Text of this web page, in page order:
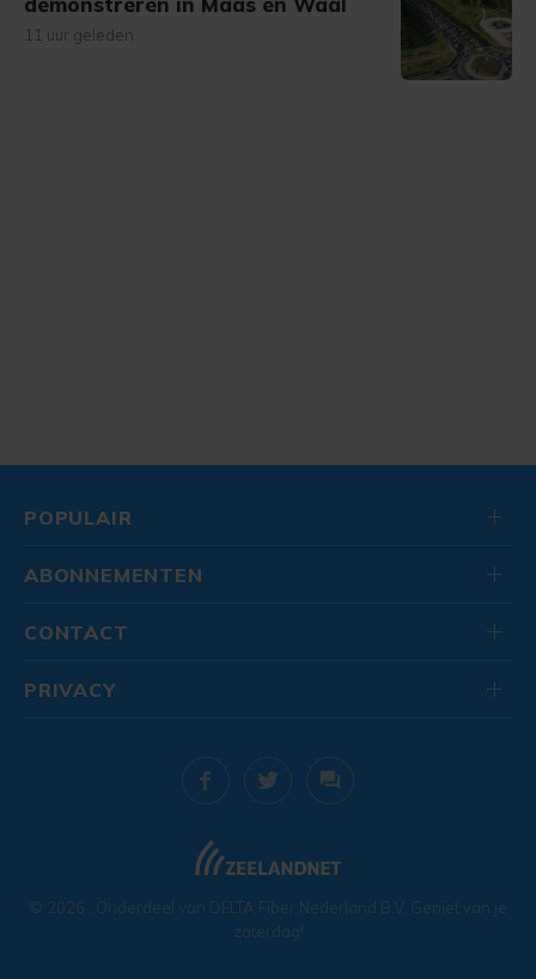
11 uur geleden
POPULAIR
ABONNEMENTEN
CONTACT
© 2026 . Onderdeel van DELTA Fiber Nederland B.V. Geniet van je
zaterdag!
PRIVACY